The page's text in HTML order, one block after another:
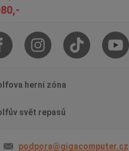
herní zóna
svět repasů
podpora@gigacomputer.cz